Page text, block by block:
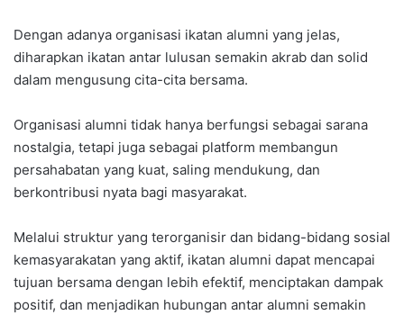
Dengan adanya organisasi ikatan alumni yang jelas,
diharapkan ikatan antar lulusan semakin akrab dan solid
dalam mengusung cita-cita bersama.
Organisasi alumni tidak hanya berfungsi sebagai sarana
nostalgia, tetapi juga sebagai platform membangun
persahabatan yang kuat, saling mendukung, dan
berkontribusi nyata bagi masyarakat.
Melalui struktur yang terorganisir dan bidang-bidang sosial
kemasyarakatan yang aktif, ikatan alumni dapat mencapai
tujuan bersama dengan lebih efektif, menciptakan dampak
positif, dan menjadikan hubungan antar alumni semakin